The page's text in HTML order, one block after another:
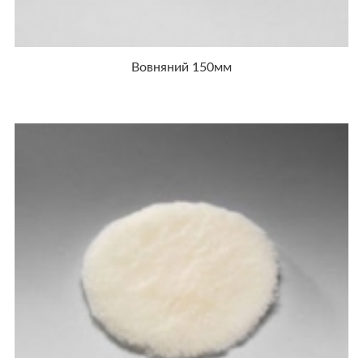
Вовняний 150мм